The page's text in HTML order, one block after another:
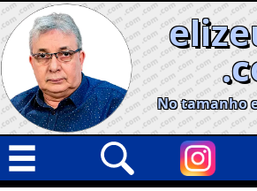
Skip
to
content
No tamanho